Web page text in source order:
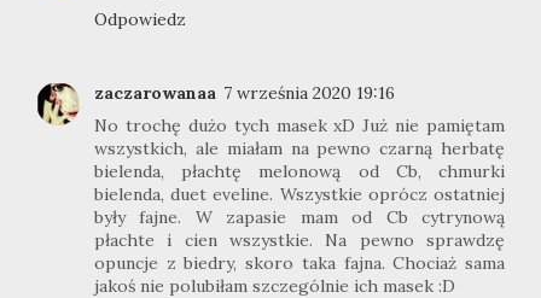
Odpowiedz
zaczarowanaa 7 września 2020 19:16
No trochę dużo tych masek xD Już nie pamiętam
wszystkich, ale miałam na pewno czarną herbatę
bielenda, płachtę melonową od Cb, chmurki
bielenda, duet eveline. Wszystkie oprócz ostatniej
były fajne. W zapasie mam od Cb cytrynową
płachte i cien wszystkie. Na pewno sprawdzę
opuncje z biedry, skoro taka fajna. Chociaż sama
jakoś nie polubiłam szczególnie ich masek :D